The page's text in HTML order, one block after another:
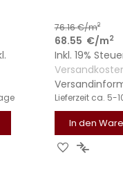
76.16€/m2
68.55 €/m2
Inkl. 19%
Lieferzeit ca. 5-
In den
ZURZUR